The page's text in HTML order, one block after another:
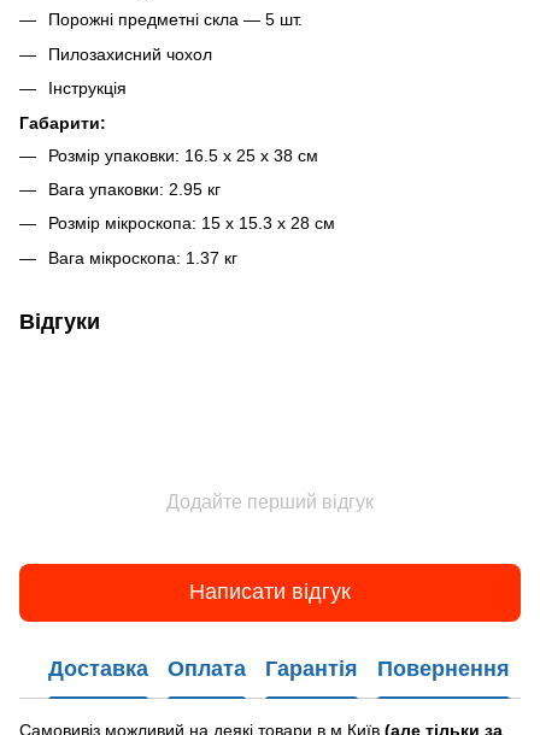
Порожні предметні скла — 5 шт.
Пилозахисний чохол
Інструкція
Габарити:
Розмір упаковки: 16.5 x 25 x 38 см
Вага упаковки: 2.95 кг
Розмір мікроскопа: 15 x 15.3 x 28 см
Вага мікроскопа: 1.37 кг
Відгуки
Додайте перший відгук
Написати відгук
Доставка Оплата Гарантія Повернення
Самовивіз можливий на деякі товари в м.Київ (але тільки за